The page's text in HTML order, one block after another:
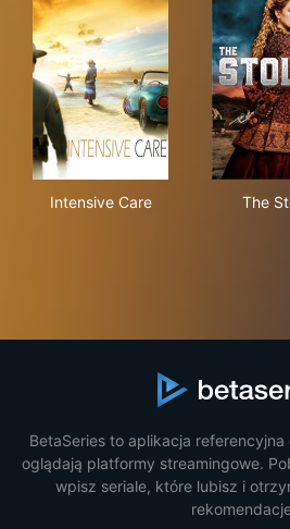
Intensive Care The
BetaSeries to aplikacja
oglądają platformy streamingowe.
wpisz seriale, które lubisz i